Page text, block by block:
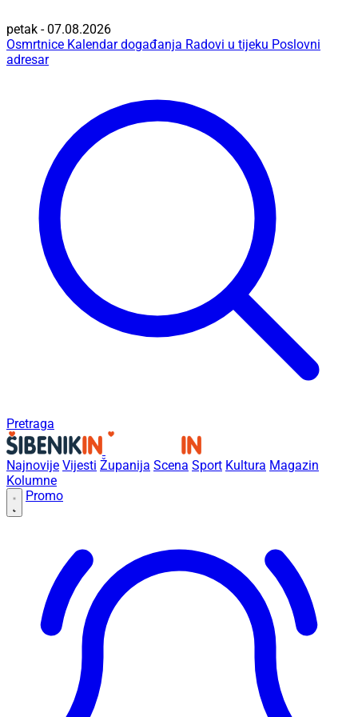
petak - 07.08.2026
Osmrtnice Kalendar događanja Radovi u tijeku Poslovni
adresar
Pretraga
Najnovije Vijesti Županija Scena Sport Kultura Magazin
Kolumne
Promo